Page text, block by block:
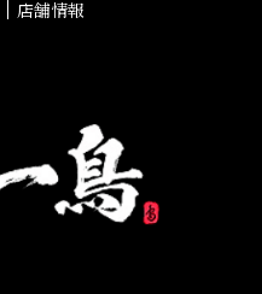
店舗情報